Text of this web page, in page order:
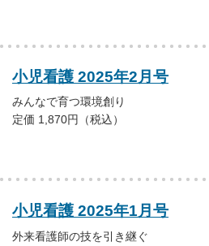
小児看護 2025年2月号
みんなで育つ環境創り
定価 1,870円（税込）
小児看護 2025年1月号
外来看護師の技を引き継ぐ